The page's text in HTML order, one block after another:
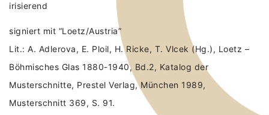
irisierend
signiert mit “Loetz/Austria”
Lit.: A. Adlerova, E. Ploil, H. Ricke, T. Vlcek (Hg.), Loetz –
Böhmisches Glas 1880-1940, Bd.2, Katalog der
Musterschnitte, Prestel Verlag, München 1989,
Musterschnitt 369, S. 91.